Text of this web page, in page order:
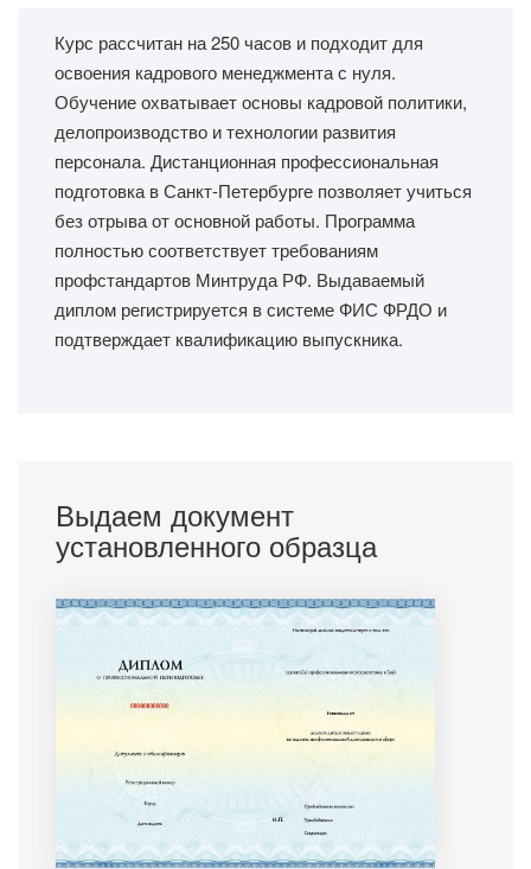
Курс рассчитан на 250 часов и подходит для
освоения кадрового менеджмента с нуля.
Обучение охватывает основы кадровой политики,
делопроизводство и технологии развития
персонала. Дистанционная профессиональная
подготовка в Санкт-Петербурге позволяет учиться
без отрыва от основной работы. Программа
полностью соответствует требованиям
профстандартов Минтруда РФ. Выдаваемый
диплом регистрируется в системе ФИС ФРДО и
подтверждает квалификацию выпускника.
Выдаем документ
установленного образца